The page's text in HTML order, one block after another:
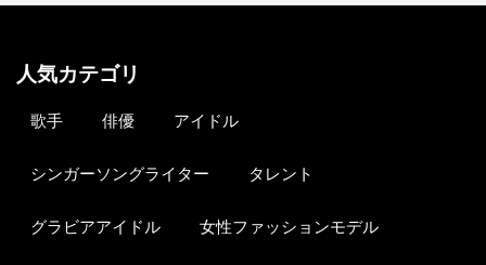
人気カテゴリ
歌手 俳優 アイドル
シンガーソングライター タレント
グラビアアイドル 女性ファッションモデル